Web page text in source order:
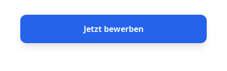
Jetzt bewerben